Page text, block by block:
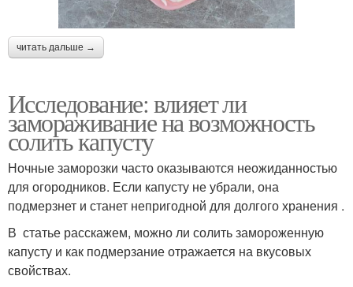
читать дальше →
Исследование: влияет ли
замораживание на возможность
солить капусту
Ночные заморозки часто оказываются неожиданностью
для огородников. Если капусту не убрали, она
подмерзнет и станет непригодной для долгого хранения .
В статье расскажем, можно ли солить замороженную
капусту и как подмерзание отражается на вкусовых
свойствах.